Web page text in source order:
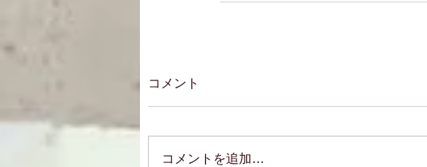
コメント
コメントを追加…